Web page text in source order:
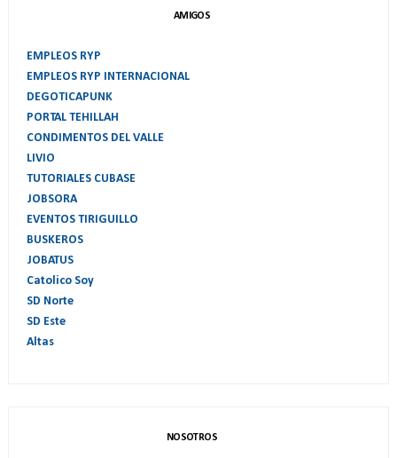
AMIGOS
EMPLEOS RYP
EMPLEOS RYP INTERNACIONAL
DEGOTICAPUNK
PORTAL TEHILLAH
CONDIMENTOS DEL VALLE
LIVIO
TUTORIALES CUBASE
JOBSORA
EVENTOS TIRIGUILLO
BUSKEROS
JOBATUS
Catolico Soy
SD Norte
SD Este
Altas
NOSOTROS